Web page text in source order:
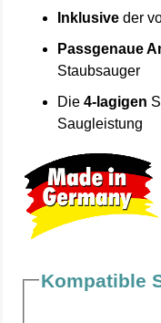
Inklusive der
Passgenaue
Staubsauger
Die4-lagigen
Saugleistung
Kompatible